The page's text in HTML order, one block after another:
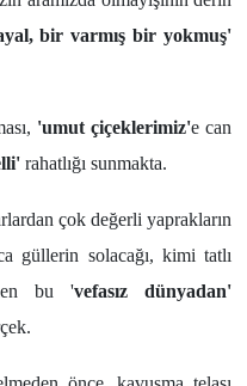
bir varmış bir yokmuş'
'umut çiçeklerimiz'e can
rahatlığı sunmakta.
çok değerli yaprakların
güllerin solacağı, kimi tatlı
bu 'vefasız dünyadan'